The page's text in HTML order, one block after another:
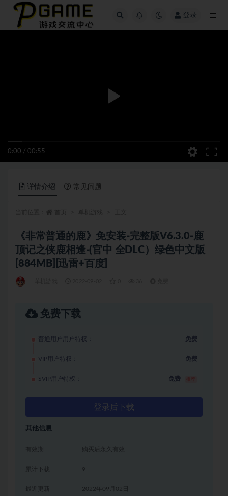
登录
0:00 / 00:55
详情介绍 常见问题
《非常普通的鹿》免安装-完整版V6.3.0-鹿
顶记之侠鹿相逢-(官中 全DLC）绿色中文版
[884MB][迅雷+百度]
免费下载
普通用户用户特权： 免费
VIP用户特权： 免费
SVIP用户特权： 免费
登录后下载
其他信息
有效期 购买后永久有效
累计下载 9
2022年09月02日
全部